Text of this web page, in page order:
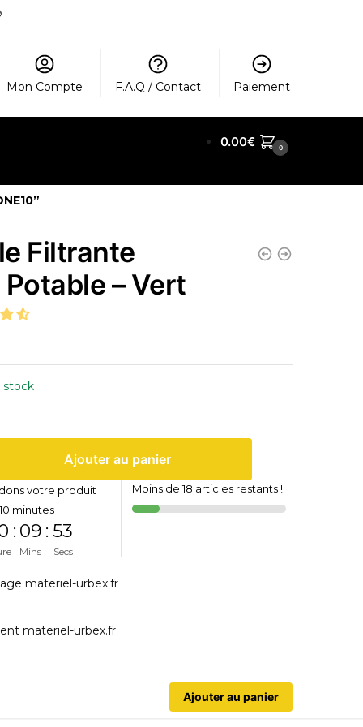
Mon Compte F.A.Q / Contact Paiement
0.00€ 0
Filtrante
Potable – Vert
stock
Ajouter au panier
votre produit
minutes
: 09
Mins
: 53
Secs
Moins de 18 articles restants !
Ajouter au panier